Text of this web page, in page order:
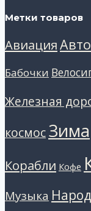
Метки товаров
Авиация
Бабочки
Железная
космосЗима
Корабли Кофе
Музыка